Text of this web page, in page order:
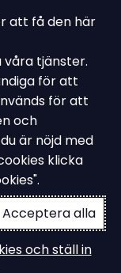
2026 i
på
att få den här
tjänster.
för att
för att
och
är nöjd med
klicka
Acceptera alla
och ställ in